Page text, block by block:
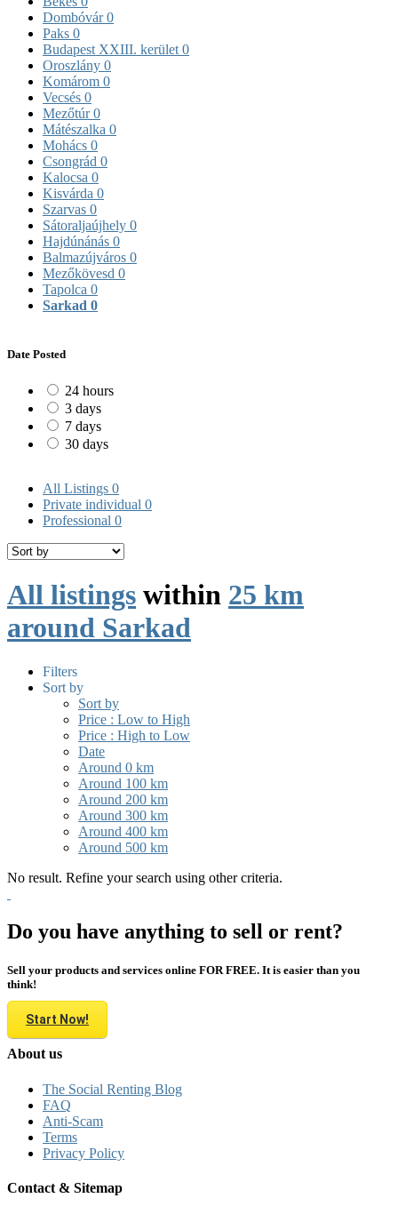
Dombóvár0
Paks 0
Budapest XXIII. kerület 0
Oroszlány 0
Komárom 0
Vecsés 0
Mezőtúr0
Mátészalka 0
Mohács 0
Csongrád 0
Kalocsa 0
Kisvárda 0
Szarvas 0
Sátoraljaújhely 0
Hajdúnánás 0
Balmazújváros 0
Mezőkövesd 0
Tapolca 0
Sarkad 0
Date Posted
24 hours
3 days
7 days
30 days
All Listings 0
Private individual 0
Professional 0
All listings within 25 km
around Sarkad
Filters
Sort by
Sort by
Price : Low to High
Price : High to Low
Date
Around 0 km
Around 100 km
Around 200 km
Around 300 km
Around 400 km
Around 500 km
No result. Refine your search using other criteria.
Do you have anything to sell or rent?
Sell your products and services online FOR FREE. It is easier than you
think!
Start Now!
About us
The Social Renting Blog
FAQ
Anti-Scam
Terms
Privacy Policy
Contact & Sitemap